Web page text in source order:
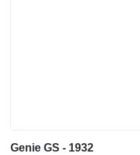
Genie GS - 1932